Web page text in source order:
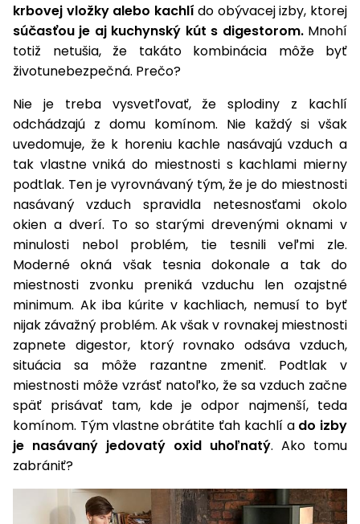
Náhradné
nože
Vidly
Štiepačky
dreva
Drviče
vetiev
Špalíkovače
Fukáre a
vysávače
na lístie
Záhradné
vozíky
Fúriky
Rozmetadlá
a posypové
vozíky
Čerpadlá
a
vodárne
Vysokotlakové
Zametacie
boxy
Ochrana
rastlín
Záhradné
koše
Krhly
obrubníky
Tieniace
textílie
Odpudzovače
a pasce
Príslušenstvo
stoly
Vibračné
dosky
Transportéry
Rezačky
na
betón
Meracie
prístroje
Nabíjačky
autobatérií
Vykurovanie
Navijaky
Príslušenstvo
Seniorské
vozíky
Prilby
Doplnky
krbovej vložky alebo kachlí do obývacej izby, ktorej
súčasťou je aj kuchynský kút s digestorom.Mnohí
totiž netušia, že takáto kombinácia môže byť
životunebezpečná. Prečo?
Nie je treba vysvetľovať, že splodiny z kachlí
odchádzajú z domu komínom. Nie každý si však
uvedomuje, že k horeniu kachle nasávajú vzduch a
tak vlastne vniká do miestnosti s kachlami mierny
podtlak. Ten je vyrovnávaný tým, že je do miestnosti
nasávaný vzduch spravidla netesnosťami okolo
okien a dverí. To so starými drevenými oknami v
minulosti nebol problém, tie tesnili veľmi zle.
Moderné okná však tesnia dokonale a tak do
miestnosti zvonku preniká vzduchu len ozajstné
minimum. Ak iba kúrite v kachliach, nemusí to byť
nijak závažný problém. Ak však v rovnakej miestnosti
zapnete digestor, ktorý rovnako odsáva vzduch,
situácia sa môže razantne zmeniť. Podtlak v
miestnosti môže vzrásť natoľko, že sa vzduch začne
späť prisávať tam, kde je odpor najmenší, teda
komínom. Tým vlastne obrátite ťah kachlí a do izby
je nasávaný jedovatý oxid uhoľnatý. Ako tomu
zabrániť?